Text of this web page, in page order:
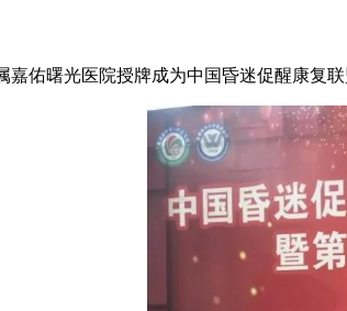
曙光医院授牌成为中国昏迷促醒康复联